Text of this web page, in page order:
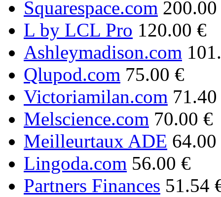
Squarespace.com
L by LCL Pro 120.00 €
Ashleymadison.com
Qlupod.com 75.00 €
Victoriamilan.com
Melscience.com 70.00 €
Meilleurtaux ADE 64.00
Lingoda.com 56.00 €
Partners Finances 51.54